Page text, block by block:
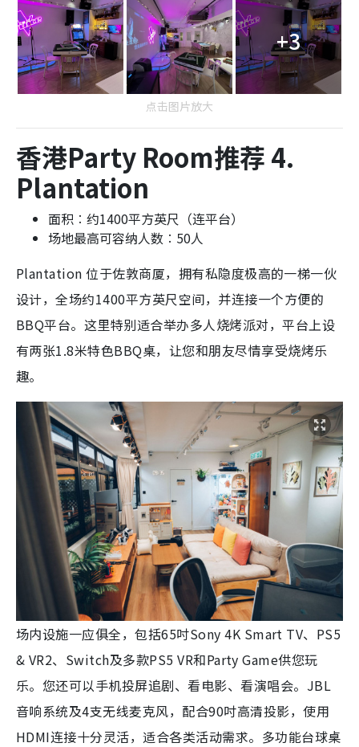
+3
点击图片放大
香港Party Room推荐 4.
Plantation
面积︰约1400平方英尺（连平台）
场地最高可容纳人数︰50人
Plantation 位于佐敦商厦，拥有私隐度极高的一梯一伙
设计，全场约1400平方英尺空间，并连接一个方便的
BBQ平台。这里特别适合举办多人烧烤派对，平台上设
有两张1.8米特色BBQ桌，让您和朋友尽情享受烧烤乐
趣。
场内设施一应俱全，包括65吋Sony 4K Smart TV、PS5
& VR2、Switch及多款PS5 VR和Party Game供您玩
乐。您还可以手机投屏追剧、看电影、看演唱会。JBL
音响系统及4支无线麦克风，配合90吋高清投影，使用
HDMI连接十分灵活，适合各类活动需求。多功能台球桌